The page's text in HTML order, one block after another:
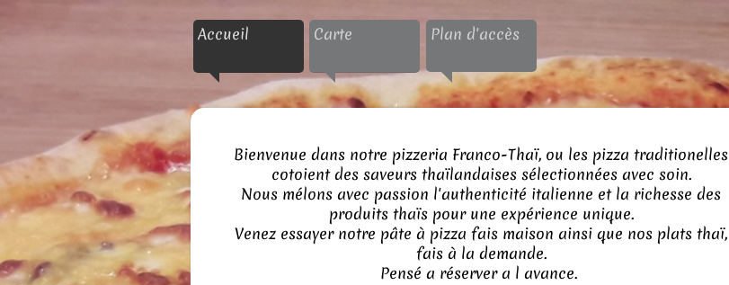
Accueil Carte Plan d'accès
Bienvenue dans notre pizzeria Franco-Thaï, ou les pizza traditionelles
cotoient des saveurs thaïlandaises sélectionnées avec soin.
Nous mélons avec passion l'authenticité italienne et la richesse des
produits thaïs pour une expérience unique.
Venez essayer notre pâte à pizza fais maison ainsi que nos plats thaï,
fais à la demande.
Pensé a réserver a l avance.